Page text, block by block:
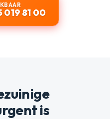
019 81 00
is